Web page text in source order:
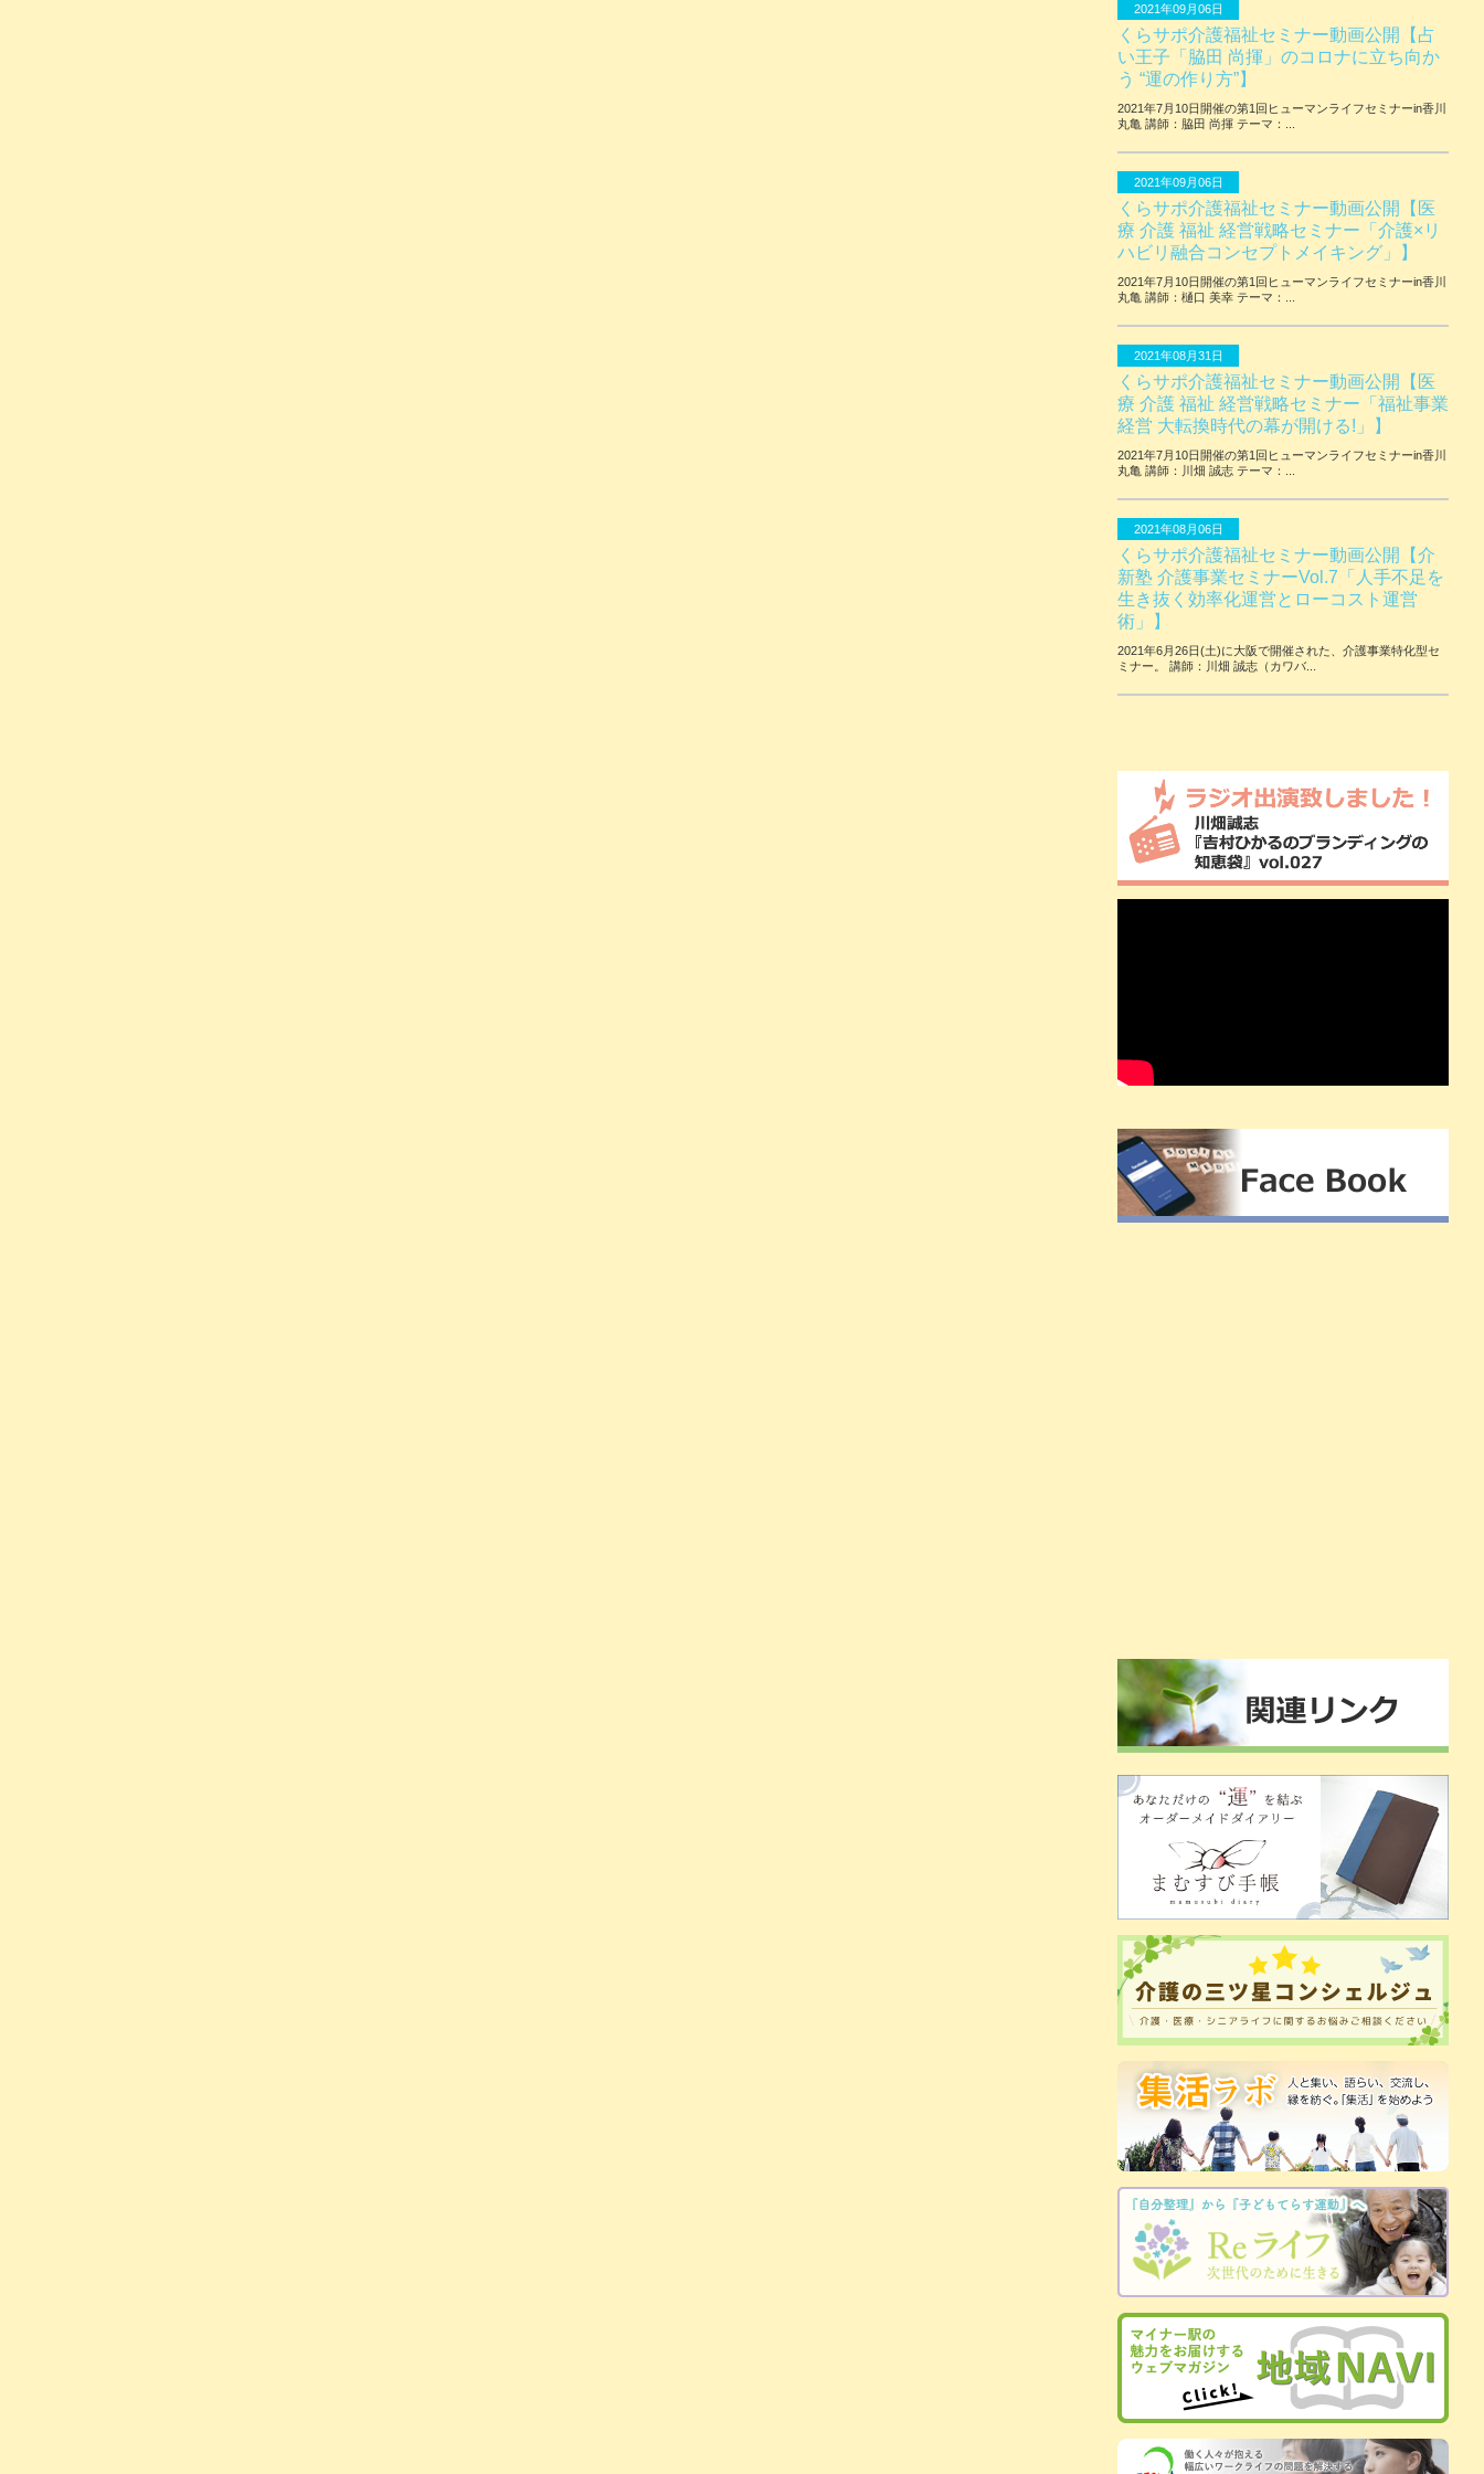
2021年09月06日
くらサポ介護福祉セミナー動画公開【占
い王子「脇田 尚揮」のコロナに立ち向か
う “運の作り方”】
2021年7月10日開催の第1回ヒューマンライフセミナーin香川
丸亀 講師：脇田 尚揮 テーマ：...
2021年09月06日
くらサポ介護福祉セミナー動画公開【医
療 介護 福祉 経営戦略セミナー「介護×リ
ハビリ融合コンセプトメイキング」】
2021年7月10日開催の第1回ヒューマンライフセミナーin香川
丸亀 講師：樋口 美幸 テーマ：...
2021年08月31日
くらサポ介護福祉セミナー動画公開【医
療 介護 福祉 経営戦略セミナー「福祉事業
経営 大転換時代の幕が開ける!」】
2021年7月10日開催の第1回ヒューマンライフセミナーin香川
丸亀 講師：川畑 誠志 テーマ：...
2021年08月06日
くらサポ介護福祉セミナー動画公開【介
新塾 介護事業セミナーVol.7「人手不足を
生き抜く効率化運営とローコスト運営
術」】
2021年6月26日(土)に大阪で開催された、介護事業特化型セ
ミナー。 講師：川畑 誠志（カワバ...